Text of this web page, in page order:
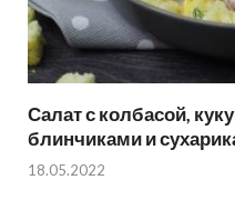
Салат с колбасой,
блинчиками и
18.05.2022